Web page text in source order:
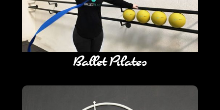
Ballet Pilates